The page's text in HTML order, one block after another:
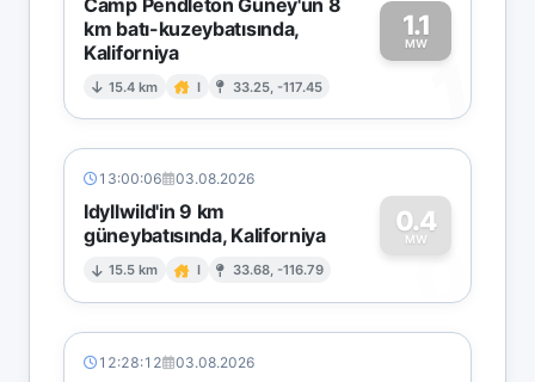
km batı-kuzeybatısında,
Kaliforniya
15.4 km I 33.25, -117.45
1.1
MW
1
13:00:06 03.08.2026
Idyllwild'in 9 km
güneybatısında, Kaliforniya
15.5 km I 33.68, -116.79
0.4
MW
0
12:28:12 03.08.2026